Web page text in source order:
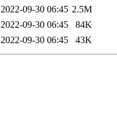
2022-09-30 06:45 2.5M
2022-09-30 06:45
84K
2022-09-30 06:45 43K